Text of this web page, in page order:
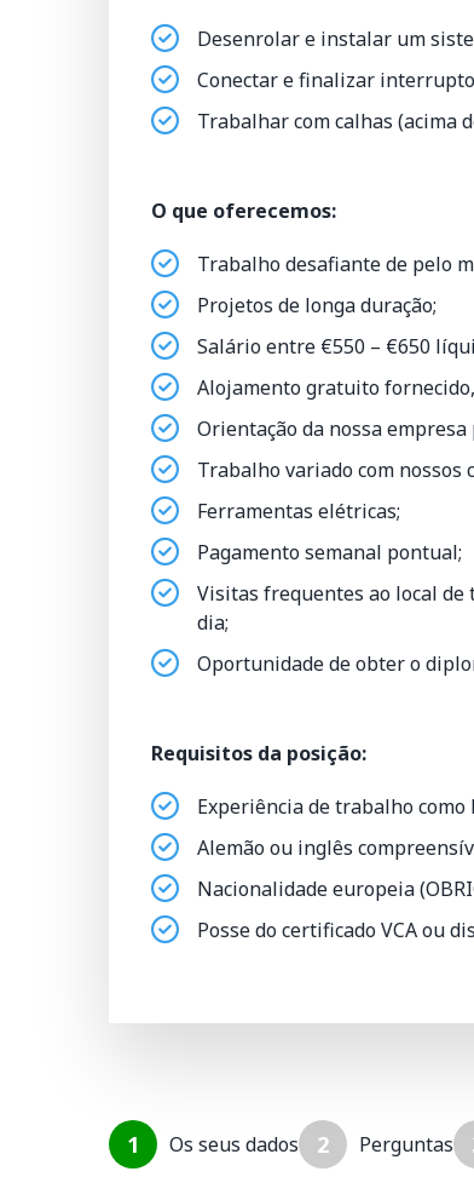
Desenrolar e instalar um
Conectar e finalizar
Trabalhar com calhas (acima
O que oferecemos:
Trabalho desafiante de pelo
Projetos de longa duração;
Salário entre €550 – €650
Alojamento gratuito
Orientação da nossa
Trabalho variado com nossos
Ferramentas elétricas;
Pagamento semanal pontual;
Visitas frequentes ao local
dia;
Oportunidade de obter o
Requisitos da posição:
Experiência de trabalho como
Alemão ou inglês
Nacionalidade europeia
Posse do certificado VCA ou
1 Os seus dados 2 Perguntas